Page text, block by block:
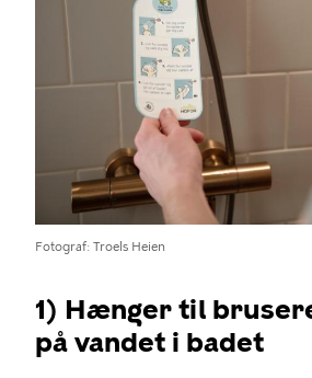
Fotograf Troels Heien
1) Hænger til
på vandet i badet